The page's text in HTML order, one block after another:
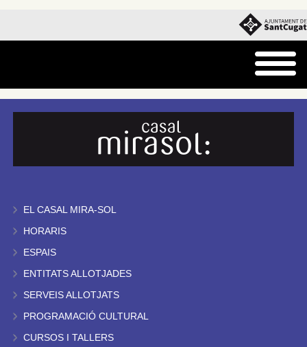
EL CASAL MIRA-SOL
HORARIS
ESPAIS
ENTITATS ALLOTJADES
SERVEIS ALLOTJATS
PROGRAMACIÓ CULTURAL
CURSOS I TALLERS